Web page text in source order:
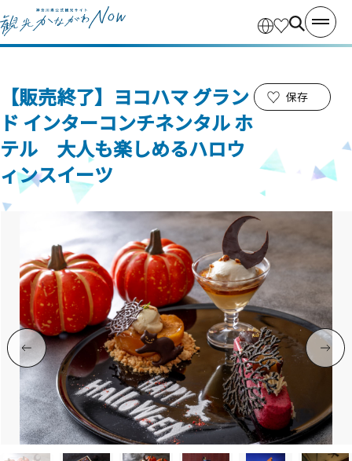
【販売終了】ヨコハマ グラン
ド インターコンチネンタル ホ
テル 大人も楽しめるハロウ
ィンスイーツ
保存